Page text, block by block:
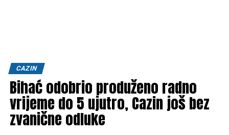
CAZIN
Bihać odobrio produženo radno
vrijeme do 5 ujutro, Cazin još bez
zvanične odluke